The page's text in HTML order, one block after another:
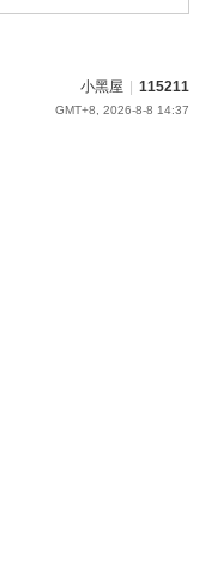
小黑屋 115211
GMT+8, 2026-8-8 14:37